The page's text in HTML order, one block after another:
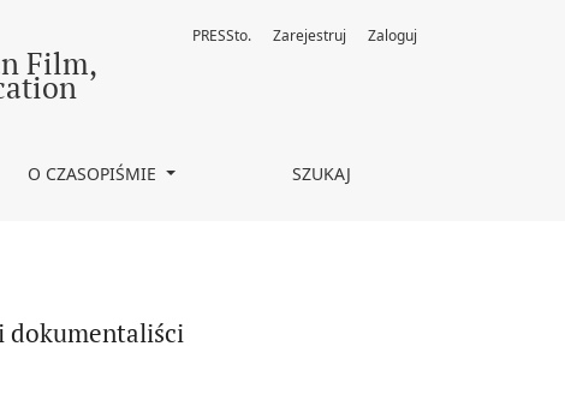
Film,
O CZASOPIŚMIE SZUKAJ
PRESSto. Zarejestruj Zaloguj
dokumentaliści